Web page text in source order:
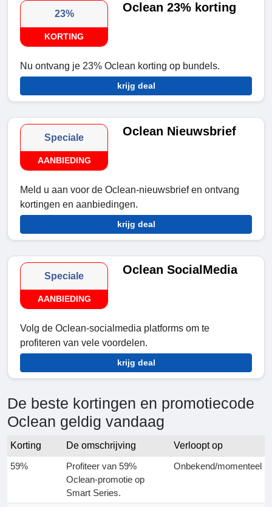
23%
KORTING
Oclean 23% korting
Nu ontvang je 23% Oclean korting op bundels.
krijg deal
Speciale
AANBIEDING
Oclean Nieuwsbrief
Meld u aan voor de Oclean-nieuwsbrief en ontvang
kortingen en aanbiedingen.
krijg deal
Speciale
AANBIEDING
Oclean SocialMedia
Volg de Oclean-socialmedia platforms om te
profiteren van vele voordelen.
krijg deal
De beste kortingen en promotiecode
Oclean geldig vandaag
Korting De omschrijving
Verloopt op
59%
Profiteer van 59%
Oclean-promotie op
Smart Series.
Onbekend/momenteel